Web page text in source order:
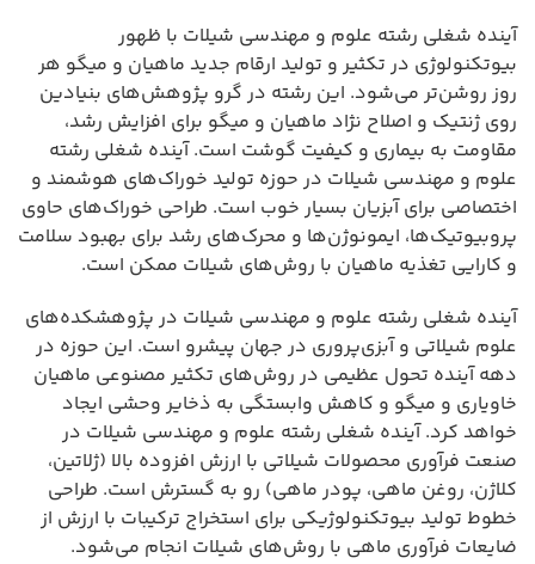
آینده شغلی رشته علوم و مهندسی شیلات با ظهور
بیوتکنولوژی در تکثیر و تولید ارقام جدید ماهیان و میگو هر
روز روشن‌تر می‌شود. این رشته در گرو پژوهش‌های بنیادین
روی ژنتیک و اصلاح نژاد ماهیان و میگو برای افزایش رشد،
مقاومت به بیماری و کیفیت گوشت است. آینده شغلی رشته
علوم و مهندسی شیلات در حوزه تولید خوراک‌های هوشمند و
اختصاصی برای آبزیان بسیار خوب است. طراحی خوراک‌های حاوی
پروبیوتیک‌ها، ایمونوژن‌ها و محرک‌های رشد برای بهبود سلامت
و کارایی تغذیه ماهیان با روش‌های شیلات ممکن است.
آینده شغلی رشته علوم و مهندسی شیلات در پژوهشکده‌های
علوم شیلاتی و آبزی‌پروری در جهان پیشرو است. این حوزه در
دهه آینده تحول عظیمی در روش‌های تکثیر مصنوعی ماهیان
خاویاری و میگو و کاهش وابستگی به ذخایر وحشی ایجاد
خواهد کرد. آینده شغلی رشته علوم و مهندسی شیلات در
صنعت فرآوری محصولات شیلاتی با ارزش افزوده بالا (ژلاتین،
کلاژن، روغن ماهی، پودر ماهی) رو به گسترش است. طراحی
خطوط تولید بیوتکنولوژیکی برای استخراج ترکیبات با ارزش از
ضایعات فرآوری ماهی با روش‌های شیلات انجام می‌شود.